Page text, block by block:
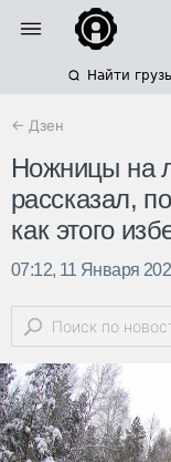
Найти
← Дзен
Ножницы на
рассказал,
как этого
07:12, 11 Января